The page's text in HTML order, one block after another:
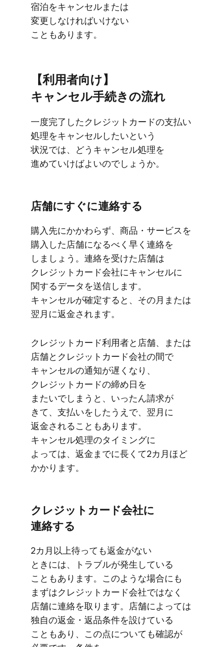
宿泊を​キャンセルまたは​
変更しなければいけない​
こともあります。
【利用者向け】
キャンセル手続きの​流れ
一度​完了した​クレジットカードの​支払い​
処理を​キャンセルしたいと​いう​
状況では、​どう​キャンセル処理を​
進めていけば​よいのでしょうか。
店舗に​すぐに​連絡する
購入先に​かかわらず、​商品・サービスを​
購入した​店舗に​なるべく​早く​連絡を​
しましょう。​連絡を​受けた​店舗は​
クレジットカード会社に​キャンセルに​
関する​データを​送信します。​
キャンセルが​確定すると、​その​月または​
翌月に​返金されます。
クレジットカード利用者と​店舗、​または​
店舗と​クレジットカード会社の​間で​
キャンセルの​通知が​遅くなり、​
クレジットカードの​締め日を​
またいでしまうと、​いったん請求が​
きて、​支払いを​したうえで、​翌月に​
返金される​こともあります。​
キャンセル処理の​タイミングに​
よっては、​返金までに​長くて​2カ月ほど​
かかります。
クレジットカード会社に​
連絡する
2カ月以上​待っても​返金が​ない​
ときには、​トラブルが​発生している​
こともあります。​このような​場合にも​
まずは​クレジットカード会社ではなく​
店舗に​連絡を​取ります。​店舗に​よっては​
独自の​返金・返品条件を​設けている​
ことも​あり、​この​点に​ついても​確認が​